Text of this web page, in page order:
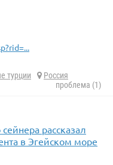
турции
Россия
проблема (1)
рассказал
в Эгейском море